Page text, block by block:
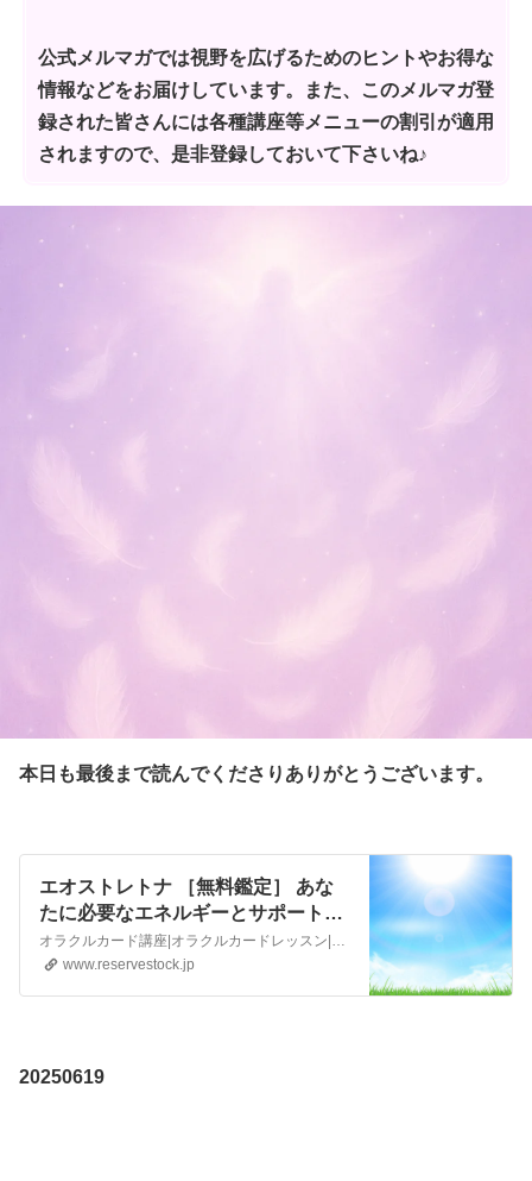
公式メルマガでは視野を広げるためのヒントやお得な
情報などをお届けしています。また、このメルマガ登
録された皆さんには各種講座等メニューの割引が適用
されますので、是非登録しておいて下さいね♪
本日も最後まで読んでくださりありがとうございます。
エオストレトナ ［無料鑑定］ あな
たに必要なエネルギーとサポートす
る大天使達を知ろう♪ - リザスト
オラクルカード講座|オラクルカードレッスン|起業|副業 エオストレ・トナ オラクルカード講師 エオストレトナ
www.reservestock.jp
20250619